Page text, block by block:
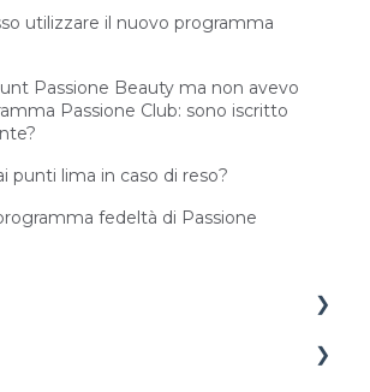
utilizzare il nuovo programma
Passione Beauty ma non avevo
Passione Club: sono iscritto
punti lima in caso di reso?
fedeltà di Passione